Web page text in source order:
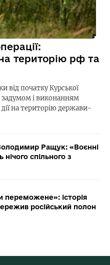
територію рф та
від початку Курської
задумом і виконанням
дії на територію держави-
Ращук: «Воєнні
спільного з
переможене»: історія
російський полон